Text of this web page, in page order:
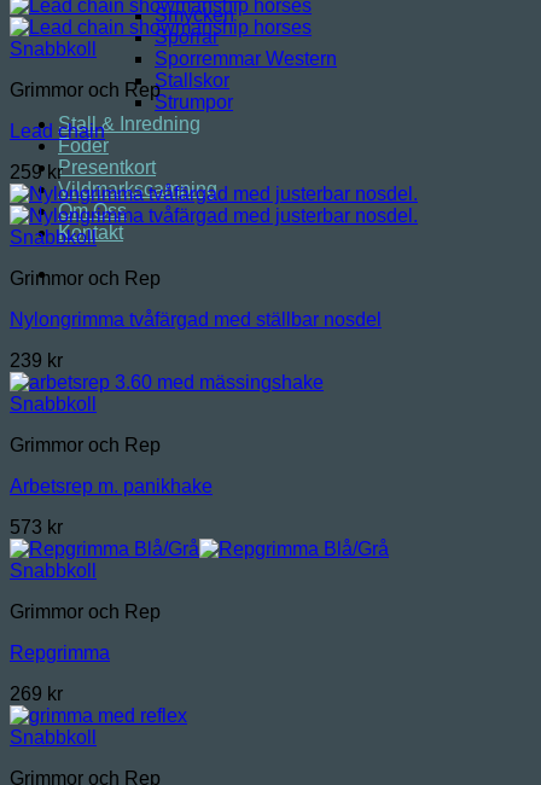
Smycken
Sporrar
Sporremmar Western
Stallskor
Strumpor
Stall & Inredning
Foder
Presentkort
Vildmarkscamping
Om Oss
Kontakt
Snabbkoll
Grimmor och Rep
Lead chain
259 kr
Snabbkoll
Grimmor och Rep
Nylongrimma tvåfärgad med ställbar nosdel
239 kr
Snabbkoll
Grimmor och Rep
Arbetsrep m. panikhake
573 kr
Snabbkoll
Grimmor och Rep
Repgrimma
269 kr
Snabbkoll
Grimmor och Rep